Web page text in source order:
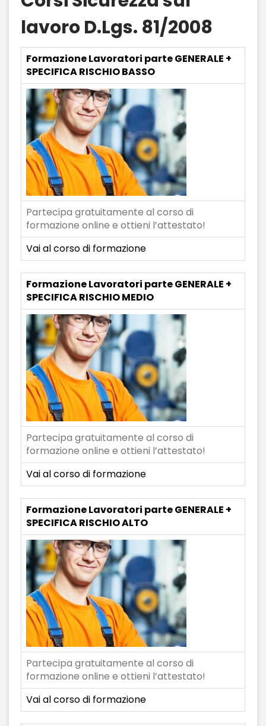
lavoro D.Lgs. 81/2008
Formazione Lavoratori parte GENERALE +
SPECIFICA RISCHIO BASSO
Partecipa gratuitamente al corso di
formazione online e ottieni l’attestato!
Vai al corso di formazione
Formazione Lavoratori parte GENERALE +
SPECIFICA RISCHIO MEDIO
Partecipa gratuitamente al corso di
formazione online e ottieni l’attestato!
Vai al corso di formazione
Formazione Lavoratori parte GENERALE +
SPECIFICA RISCHIO ALTO
Partecipa gratuitamente al corso di
formazione online e ottieni l’attestato!
Vai al corso di formazione